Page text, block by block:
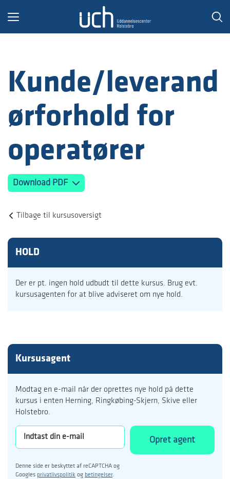
Toggle
Kunde/leverand
ørforhold for
operatører
Download PDF
Tilbage til kursusoversigt
HOLD
Der er pt. ingen hold udbudt til dette kursus. Brug evt.
kursusagenten for at blive adviseret om nye hold.
Kursusagent
Modtag en e-mail når der oprettes nye hold på dette
kursus i enten Herning, Ringkøbing-Skjern, Skive eller
Holstebro.
Opret agent
Denne side er beskyttet af reCAPTCHA og
Googles privatlivspolitik og betingelser.